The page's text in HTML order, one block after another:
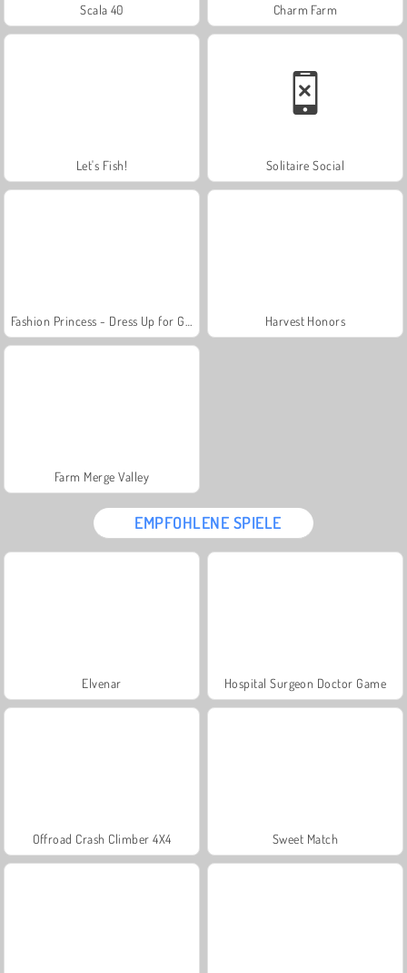
Scala 40 Charm Farm
Let's Fish! Solitaire Social
Harvest Honors
Farm Merge Valley
EMPFOHLENE SPIELE
Elvenar Hospital Surgeon Doctor Game
Offroad Crash Climber 4X4 Sweet Match